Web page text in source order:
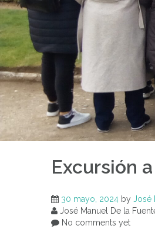
Excursión
30 mayo, 2024 by José
José Manuel De la
No comments yet